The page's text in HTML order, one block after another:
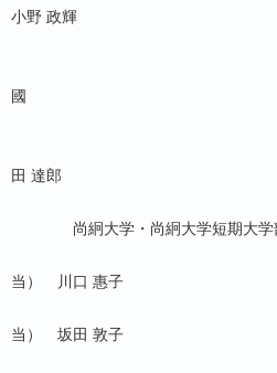
小野 政輝
経営学部長
基盤工学部
國
農学部長
総合農学研
田 達郎
尚絅大学・尚絅大学短期大
学長補佐
当） 川口 惠子
学長補佐
当） 坂田 敦子
現代文化学